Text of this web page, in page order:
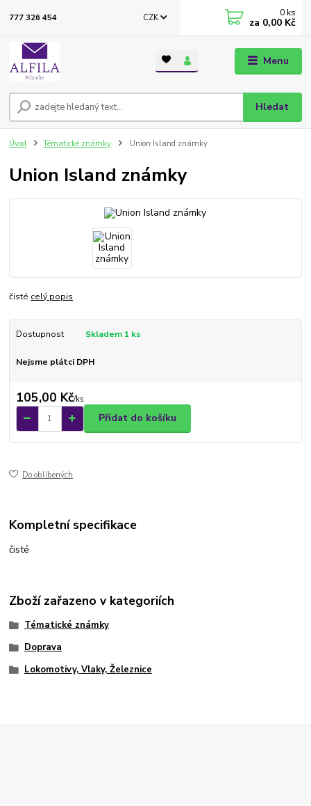
Menu
CZK
Hledat
777 326 454 0 ks
za 0,00 Kč
Úvod Tématické známky Union Island známky
Union Island známky
čisté celý popis
Dostupnost Skladem 1 ks
Nejsme plátci DPH
105,00 Kč/ks
Přidat do košíku
Do oblíbených
Kompletní specifikace
čisté
Zboží zařazeno v kategoriích
Tématické známky
Doprava
Lokomotivy, Vlaky, Železnice